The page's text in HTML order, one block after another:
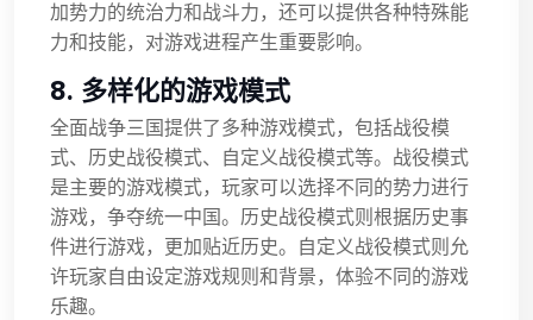
加势力的统治力和战斗力，还可以提供各种特殊能
力和技能，对游戏进程产生重要影响。
8. 多样化的游戏模式
全面战争三国提供了多种游戏模式，包括战役模
式、历史战役模式、自定义战役模式等。战役模式
是主要的游戏模式，玩家可以选择不同的势力进行
游戏，争夺统一中国。历史战役模式则根据历史事
件进行游戏，更加贴近历史。自定义战役模式则允
许玩家自由设定游戏规则和背景，体验不同的游戏
乐趣。